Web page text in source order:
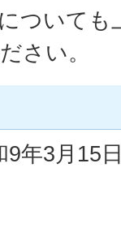
ついて
さい。
年3月15